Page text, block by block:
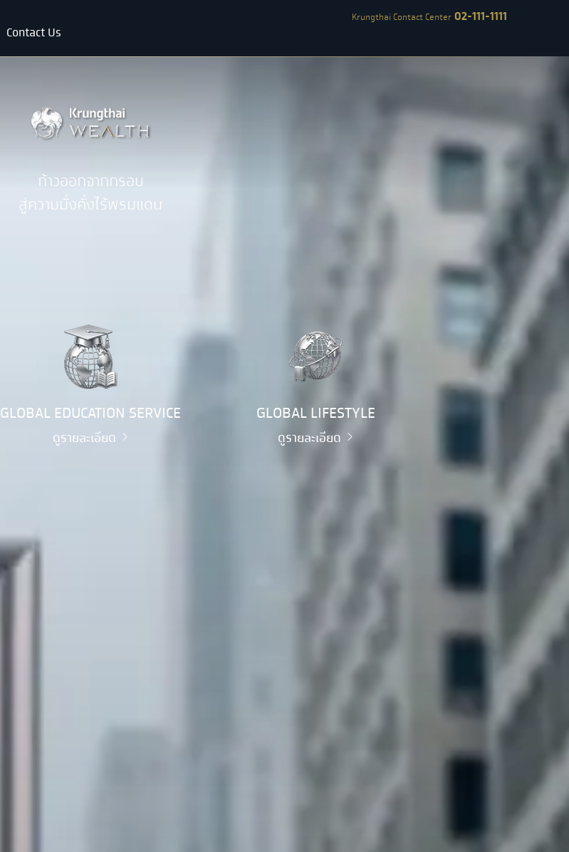
Contact Us
Krungthai Contact Center 02-111-1111
ก้าวออกจากกรอบ
สู่ความมั่งคั่งไร้พรมแดน
GLOBAL EDUCATION SERVICE
ดูรายละเอียด
GLOBAL LIFESTYLE
ดูรายละเอียด